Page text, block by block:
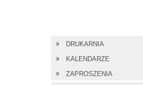
DRUKARNIA
KALENDARZE
ZAPROSZENIA